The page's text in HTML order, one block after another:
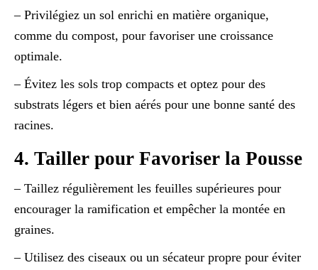
– Privilégiez un sol enrichi en matière organique,
comme du compost, pour favoriser une croissance
optimale.
– Évitez les sols trop compacts et optez pour des
substrats légers et bien aérés pour une bonne santé des
racines.
4. Tailler pour Favoriser la Pousse
– Taillez régulièrement les feuilles supérieures pour
encourager la ramification et empêcher la montée en
graines.
– Utilisez des ciseaux ou un sécateur propre pour éviter